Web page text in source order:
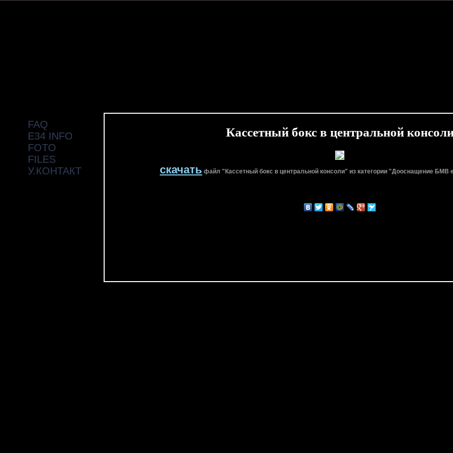
FAQ
E34 INFO
FOTO
FILES
У.КОНТАКТ
Кассетный бокс в центральной
скачать файл "Кассетный бокс в центральной консоли" из категории "Дооснащение БМВ